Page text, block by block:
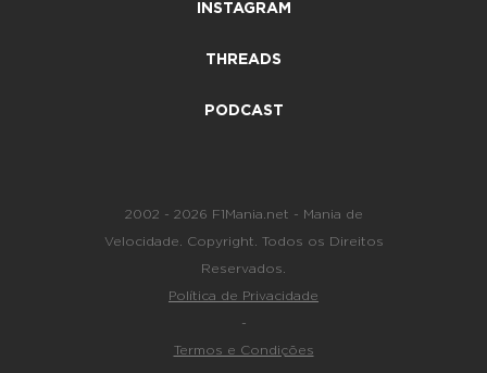
INSTAGRAM
THREADS
PODCAST
2002 - 2026 F1Mania.net - Mania de
Velocidade. Copyright. Todos os Direitos
Reservados.
Política de Privacidade
-
Termos e Condições